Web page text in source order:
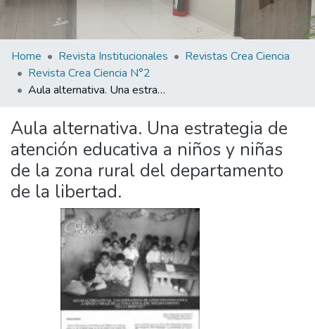
Home Revista Institucionales
Revistas Crea Ciencia
Revista Crea Ciencia N°2
Aula alternativa. Una estrategia de atención educativa a niños y niñas de la zona rural del departamento de la libertad.
Aula alternativa. Una estrategia de
atención educativa a niños y niñas
de la zona rural del departamento
de la libertad.